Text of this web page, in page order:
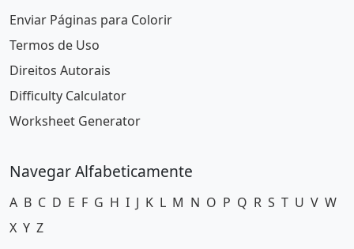
Enviar Páginas para Colorir
Termos de Uso
Direitos Autorais
Difficulty Calculator
Worksheet Generator
Navegar Alfabeticamente
A B C D E F G H I J K L M N O P Q R S T U V W
X Y Z